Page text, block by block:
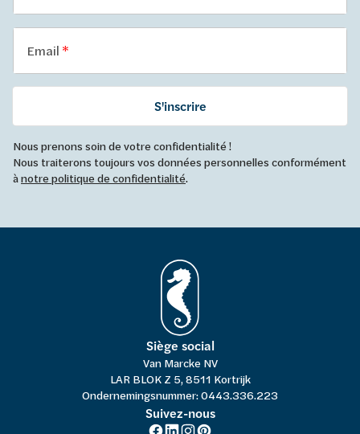
Email
S'inscrire
Nous prenons soin de votre confidentialité !
Nous traiterons toujours vos données personnelles conformément
ànotre politique de confidentialité.
Siège social
Van Marcke NV
LAR BLOK Z 5, 8511 Kortrijk
Ondernemingsnummer: 0443.336.223
Suivez-nous